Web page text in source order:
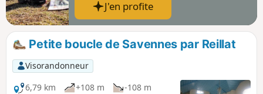
J'en profite
Petite boucle de Savennes par Reillat
Visorandonneur
6,79 km
+108 m
-108 m